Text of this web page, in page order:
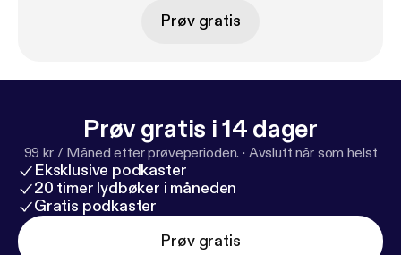
Prøv gratis
Prøv gratis i 14 dager
99 kr / Måned etter prøveperioden. · Avslutt når som helst
Eksklusive podkaster
20 timer lydbøker i måneden
Gratis podkaster
Prøv gratis